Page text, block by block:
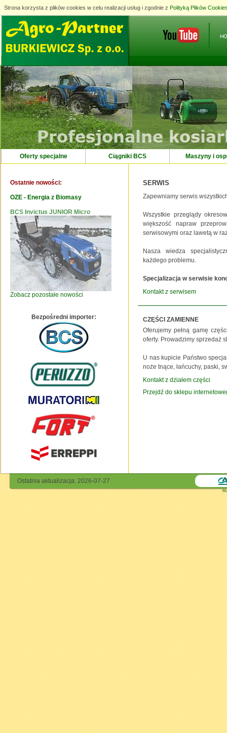
Oferty specjalne Ciągniki BCS Maszyny i
Ostatnie nowości:
OZE - Energia z Biomasy
BCS Invictus JUNIOR Micro
Maszyna EcoBeach do czyszczenia
Zobacz pozostałe nowości
Bezpośredni importer:
SERWIS
Zapewniamy serwis
Wszystkie przeglądy
większość napraw
serwisowymi oraz lawetą w
Nasza wiedza
każdego problemu.
Specjalizacja w serwisie
Kontakt z serwisem
CZĘŚCI ZAMIENNE
Oferujemy pełną gamę
oferty. Prowadzimy sprzedaż
U nas kupicie Państwo
noże tnące, łańcuchy, paski,
Kontakt z działem części
Przejdź do sklepu
Ostatnia aktualizacja: 2026-07-27
Strona korzysta z plików cookies w celu realizacji usług i zgodnie z Polityką Plików
Strona korzysta z plików cookies w celu realizacji usług i zgodnie z Polityką Plików